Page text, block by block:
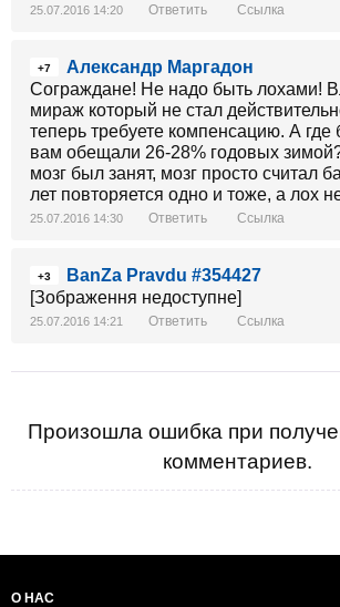
25.07.2016 14:20 Ответить Ссылка
+7
Александр Маргадон
Сограждане! Не надо быть лохами!
мираж который не стал
теперь требуете компенсацию. А где
вам обещали 26-28% годовых
мозг был занят, мозг просто считал
лет повторяется одно и тоже, а лох
25.07.2016 14:30 Ответить Ссылка
+3
BanZa Pravdu #354427
[Зображення недоступне]
25.07.2016 14:21 Ответить Ссылка
Произошла ошибка при
комментариев.
О НАС